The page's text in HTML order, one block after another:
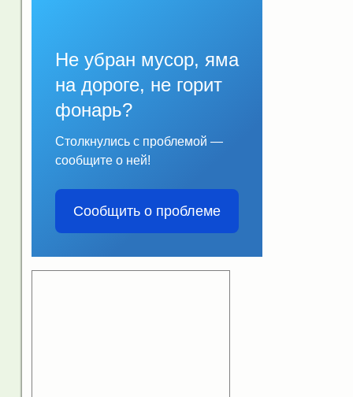
Не убран мусор, яма
на дороге, не горит
фонарь?
Столкнулись с проблемой —
сообщите о ней!
Сообщить о проблеме